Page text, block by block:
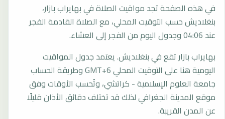
في هذه الصفحة تجد مواقيت الصلاة في بهايراب بازار،
بنغلاديش حسب التوقيت المحلي، مع الصلاة القادمة الفجر
عند 04:06 وجدول اليوم من الفجر إلى العشاء.
بهايراب بازار تقع في بنغلاديش. يعتمد جدول المواقيت
اليومية هنا على التوقيت المحلي GMT+6 وطريقة الحساب
جامعة العلوم الإسلامية - كراتشي، وتُحسب الأوقات وفق
موقع المدينة الجغرافي لذلك قد تختلف دقائق الأذان قليلًا
عن المدن القريبة.